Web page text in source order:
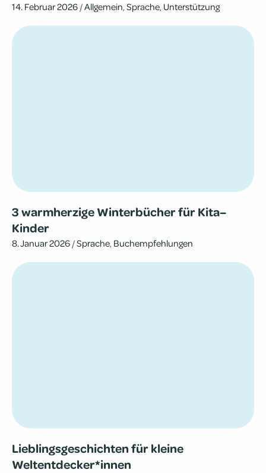
14. Februar 2026 /Allgemein,Sprache, Unterstützung
3 warm­her­zige Win­ter­bü­cher für Kita–
Kinder
8. Januar 2026 /Sprache, Buchempfehlungen
Lieb­lings­ge­schich­ten für kleine
Weltentdecker*innen